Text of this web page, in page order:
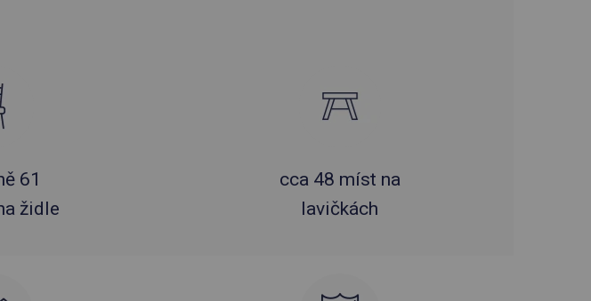
61
židle
cca 48 míst na
lavičkách